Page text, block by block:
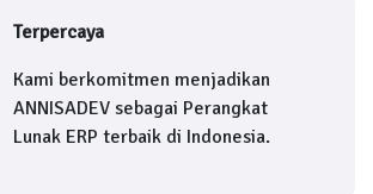
Terpercaya
Kami berkomitmen menjadikan
ANNISADEV sebagai Perangkat
Lunak ERP terbaik di Indonesia.